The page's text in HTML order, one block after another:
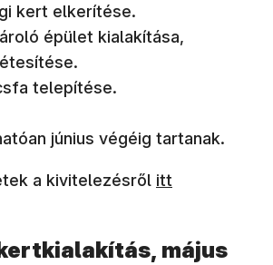
kert elkerítése.
épület kialakítása,
telepítése.
június végéig tartanak.
a kivitelezésről (új ablakban
itt
május